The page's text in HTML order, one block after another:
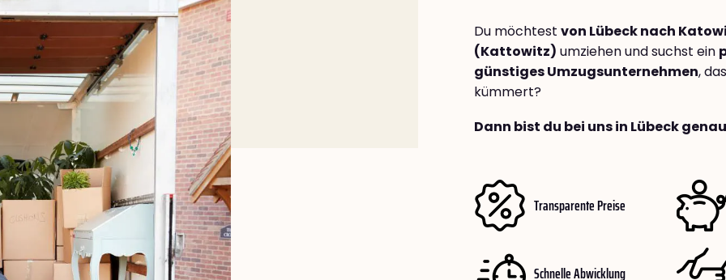
Du möchtest von Lübeck nach
(Kattowitz) umziehen und suchst ein
günstiges Umzugsunternehmen,
kümmert?
Dann bist du bei uns in Lübeck
Transparente Preise
Schnelle Abwicklung